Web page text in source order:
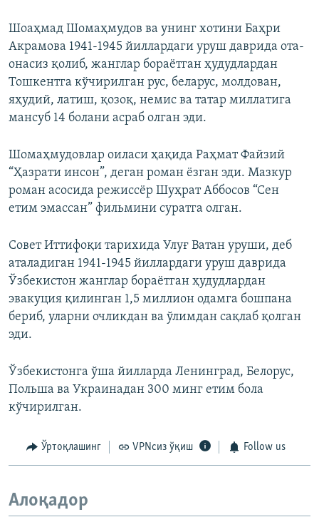
Шоаҳмад Шомаҳмудов ва унинг хотини Баҳри
Акрамова 1941-1945 йиллардаги уруш даврида ота-
онасиз қолиб, жанглар бораётган ҳудудлардан
Тошкентга кўчирилган рус, беларус, молдован,
яҳудий, латиш, қозоқ, немис ва татар миллатига
мансуб 14 болани асраб олган эди.
Шомаҳмудовлар оиласи ҳақида Раҳмат Файзий
“Ҳазрати инсон”, деган роман ёзган эди. Мазкур
роман асосида режиссёр Шуҳрат Аббосов “Сен
етим эмассан” фильмини суратга олган.
Совет Иттифоқи тарихида Улуғ Ватан уруши, деб
аталадиган 1941-1945 йиллардаги уруш даврида
Ўзбекистон жанглар бораётган ҳудудлардан
эвакуция қилинган 1,5 миллион одамга бошпана
бериб, уларни очликдан ва ўлимдан сақлаб қолган
эди.
Ўзбекистонга ўша йилларда Ленинград, Белорус,
Польша ва Украинадан 300 минг етим бола
кўчирилган.
Ўртоқлашинг VPNсиз ўқиш Follow us
Алоқадор